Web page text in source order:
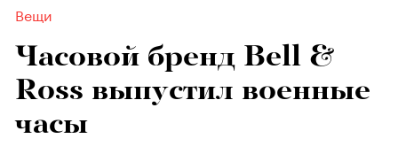
Вещи
Часовой бренд Bell &
Ross выпустил военные
часы